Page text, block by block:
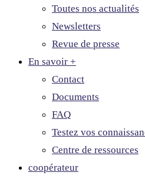
Toutes nos actualités
Newsletters
Revue de presse
En savoir +
Contact
Documents
FAQ
Testez vos
Centre de ressources
coopérateur